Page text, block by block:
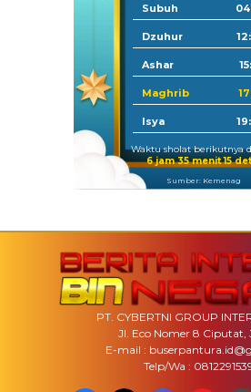
Subuh
Dzuhur
Ashar
Maghrib
Isya
Waktu sholat berikutnya
6 jam 35 menit 14
Sumber: Kemenag
PT. CYBERTNI GROUP
Jl. Eco Nomer 8 Ciputat,
E-mail :
Telp/Wa :